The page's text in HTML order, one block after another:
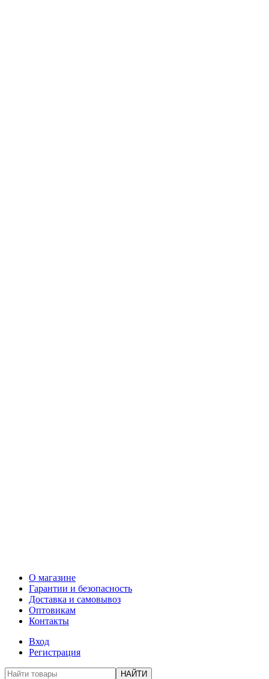
О магазине
Гарантии и безопасность
Доставка и самовывоз
Оптовикам
Контакты
Вход
Регистрация
НАЙТИ